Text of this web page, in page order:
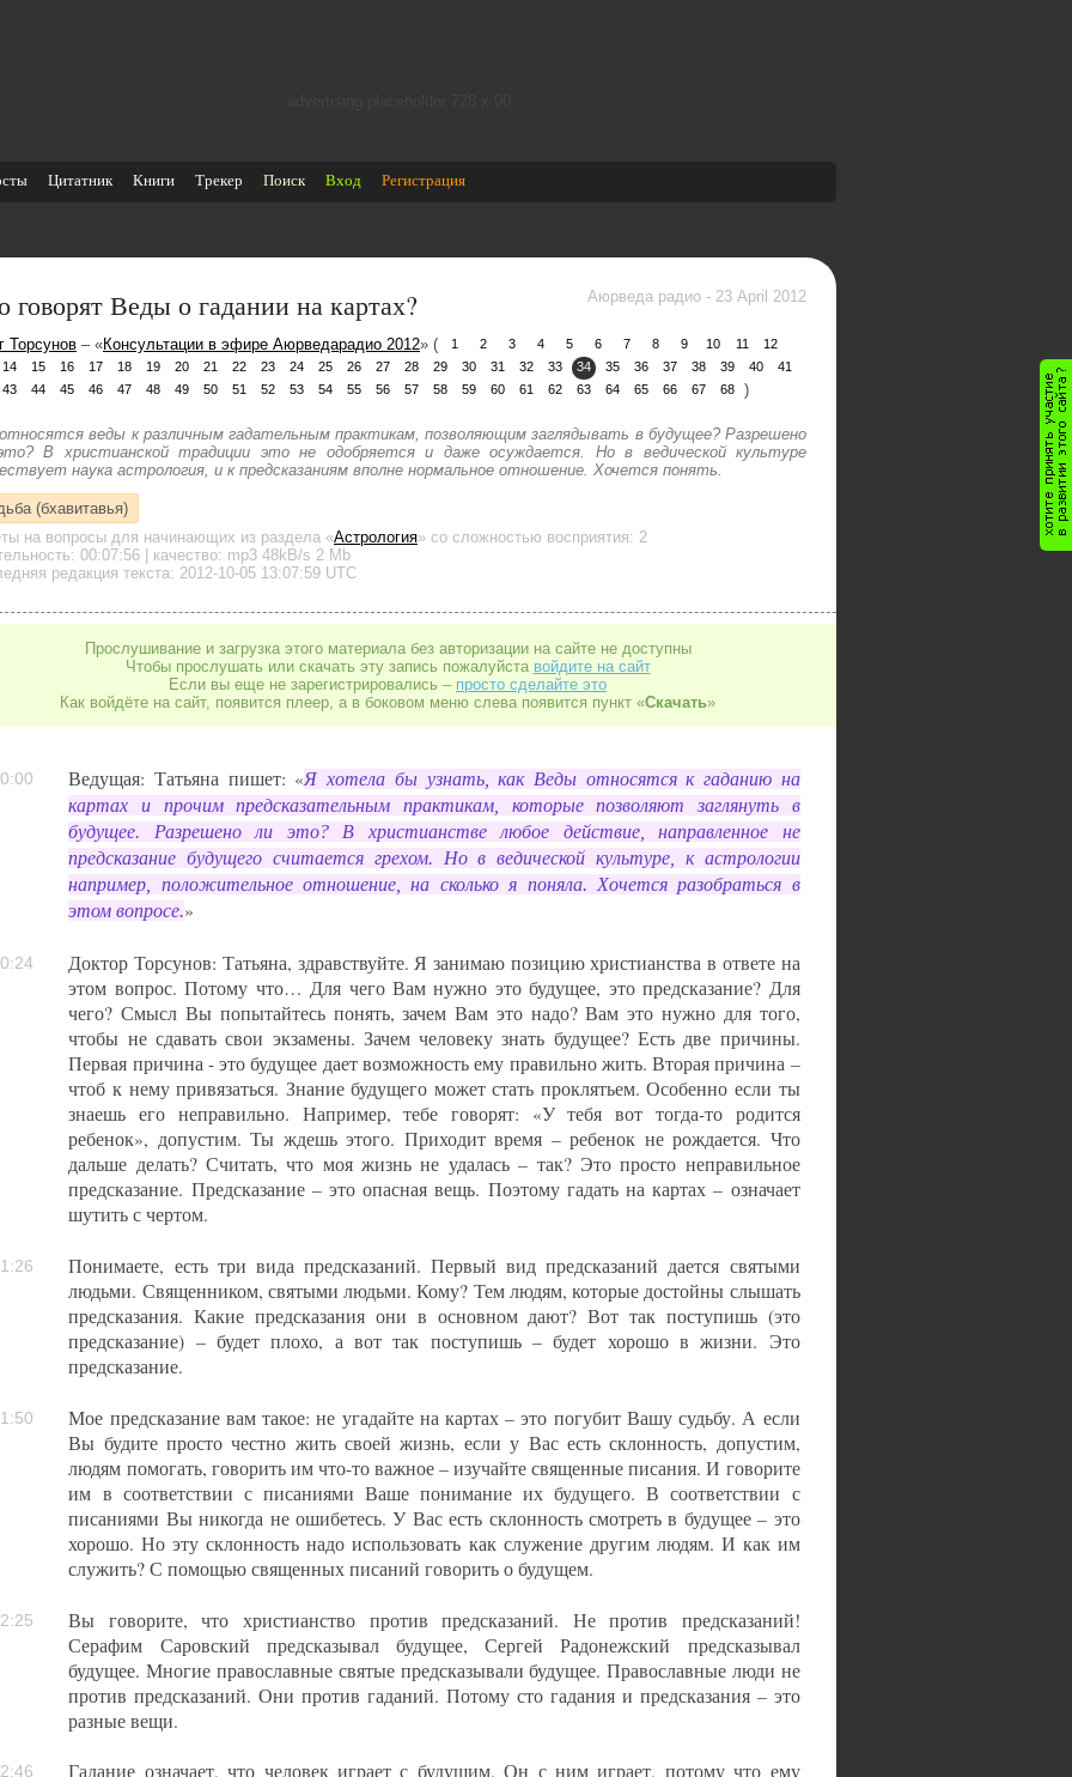
Цитатник Книги Трекер Поиск Вход Регистрация
говорят Веды о гадании на картах? Аюрведа радио - 23 April 2012
Торсунов – «Консультации в эфире Аюрведарадио 2012» ( 1 2 3 4 5 6 7 8 9 10 11
12
14 15 16 17 18 19 20 21 22 23 24 25 26 27 28 29 30 31 32 33 34 35 36 37 38 39 40
41
43 44 45 46 47 48 49 50 51 52 53 54 55 56 57 58 59 60 61 62 63 64 65 66 67 68 )
веды к различным гадательным практикам, позволяющим заглядывать в будущее? Разрешено
В христианской традиции это не одобряется и даже осуждается. Но в ведической культуре
наука астрология, и к предсказаниям вполне нормальное отношение. Хочется понять.
(бхавитавья)
на вопросы для начинающих из раздела «Астрология» со сложностью восприятия: 2
00:07:56 | качество: mp3 48kB/s 2 Mb
редакция текста: 2012-10-05 13:07:59 UTC
Прослушивание и загрузка этого материала без авторизации на сайте не доступны
Чтобы прослушать или скачать эту запись пожалуйста войдите на сайт
Если вы еще не зарегистрировались – просто сделайте это
Как войдёте на сайт, появится плеер, а в боковом меню слева появится пункт «Скачать»
Ведущая: Татьяна пишет: «Я хотела бы узнать, как Веды относятся к гаданию на
картах и прочим предсказательным практикам, которые позволяют заглянуть в
будущее. Разрешено ли это? В христианстве любое действие, направленное не
предсказание будущего считается грехом. Но в ведической культуре, к астрологии
например, положительное отношение, на сколько я поняла. Хочется разобраться в
этом вопросе.»
Доктор Торсунов: Татьяна, здравствуйте. Я занимаю позицию христианства в ответе на
этом вопрос. Потому что… Для чего Вам нужно это будущее, это предсказание? Для
чего? Смысл Вы попытайтесь понять, зачем Вам это надо? Вам это нужно для того,
чтобы не сдавать свои экзамены. Зачем человеку знать будущее? Есть две причины.
Первая причина - это будущее дает возможность ему правильно жить. Вторая причина –
чтоб к нему привязаться. Знание будущего может стать проклятьем. Особенно если ты
знаешь его неправильно. Например, тебе говорят: «У тебя вот тогда-то родится
ребенок», допустим. Ты ждешь этого. Приходит время – ребенок не рождается. Что
дальше делать? Считать, что моя жизнь не удалась – так? Это просто неправильное
предсказание. Предсказание – это опасная вещь. Поэтому гадать на картах – означает
шутить с чертом.
Понимаете, есть три вида предсказаний. Первый вид предсказаний дается святыми
людьми. Священником, святыми людьми. Кому? Тем людям, которые достойны слышать
предсказания. Какие предсказания они в основном дают? Вот так поступишь (это
предсказание) – будет плохо, а вот так поступишь – будет хорошо в жизни. Это
предсказание.
Мое предсказание вам такое: не угадайте на картах – это погубит Вашу судьбу. А если
Вы будите просто честно жить своей жизнь, если у Вас есть склонность, допустим,
людям помогать, говорить им что-то важное – изучайте священные писания. И говорите
им в соответствии с писаниями Ваше понимание их будущего. В соответствии с
писаниями Вы никогда не ошибетесь. У Вас есть склонность смотреть в будущее – это
хорошо. Но эту склонность надо использовать как служение другим людям. И как им
служить? С помощью священных писаний говорить о будущем.
Вы говорите, что христианство против предсказаний. Не против предсказаний!
Серафим Саровский предсказывал будущее, Сергей Радонежский предсказывал
будущее. Многие православные святые предсказывали будущее. Православные люди не
против предсказаний. Они против гаданий. Потому сто гадания и предсказания – это
разные вещи.
Гадание означает, что человек играет с будущим. Он с ним играет, потому что ему